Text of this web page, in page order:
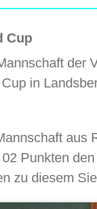
Cup
der
in
aus
Punkten
zu diesem